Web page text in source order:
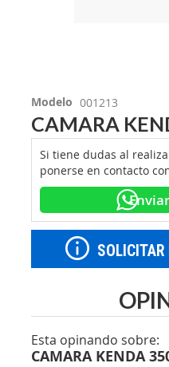
Modelo 001213
CAMARA
Si tiene dudas al
ponerse en contacto
Esta opinando sobre:
CAMARA KENDA